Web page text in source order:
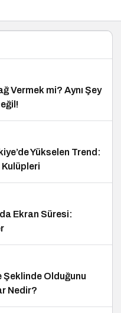
Vermek mi? Aynı Şey
Yükselen Trend:
Ekran Süresi:
Şeklinde Olduğunu
Nedir?